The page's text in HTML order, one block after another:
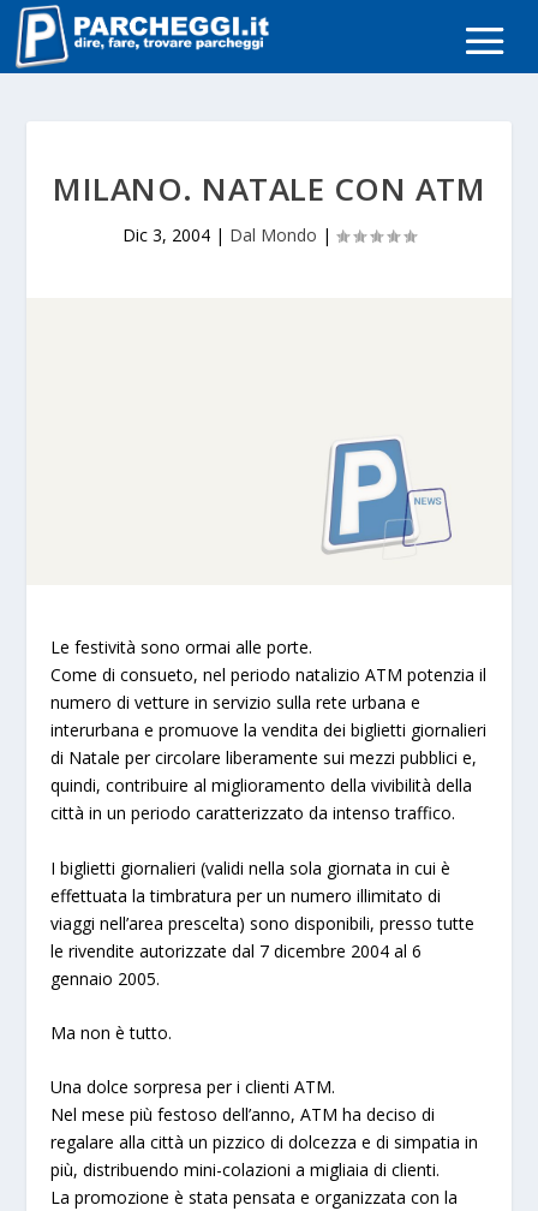
MILANO. NATALE CON ATM
Dic 3, 2004 | Dal Mondo |
Le festività sono ormai alle porte.
Come di consueto, nel periodo natalizioATM potenzia il
numero di vetture in servizio sulla rete urbana e
interurbana e promuove la vendita dei biglietti giornalieri
di Natale per circolare liberamente sui mezzi pubblici e,
quindi, contribuire al miglioramento della vivibilità della
città in un periodo caratterizzato da intenso traffico.
I biglietti giornalieri (validi nella sola giornata in cui è
effettuata la timbratura per un numero illimitato di
viaggi nell’area prescelta) sono disponibili, presso tutte
le rivendite autorizzate dal 7 dicembre 2004 al 6
gennaio 2005.
Ma non è tutto.
Una dolce sorpresa per i clientiATM.
Nel mese più festoso dell’anno,ATM ha deciso di
regalare alla città un pizzico di dolcezza e di simpatia in
più, distribuendo mini-colazioni a migliaia di clienti.
La promozione è stata pensata e organizzata con la